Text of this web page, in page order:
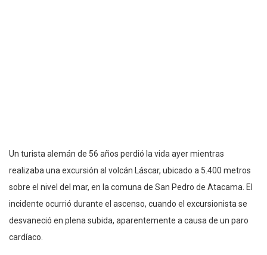
Un turista alemán de 56 años perdió la vida ayer mientras
realizaba una excursión al volcán Láscar, ubicado a 5.400 metros
sobre el nivel del mar, en la comuna de San Pedro de Atacama. El
incidente ocurrió durante el ascenso, cuando el excursionista se
desvaneció en plena subida, aparentemente a causa de un paro
cardíaco.